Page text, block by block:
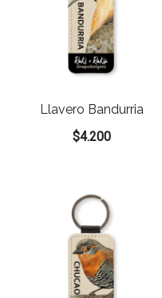
Llavero Bandurria
$4.200